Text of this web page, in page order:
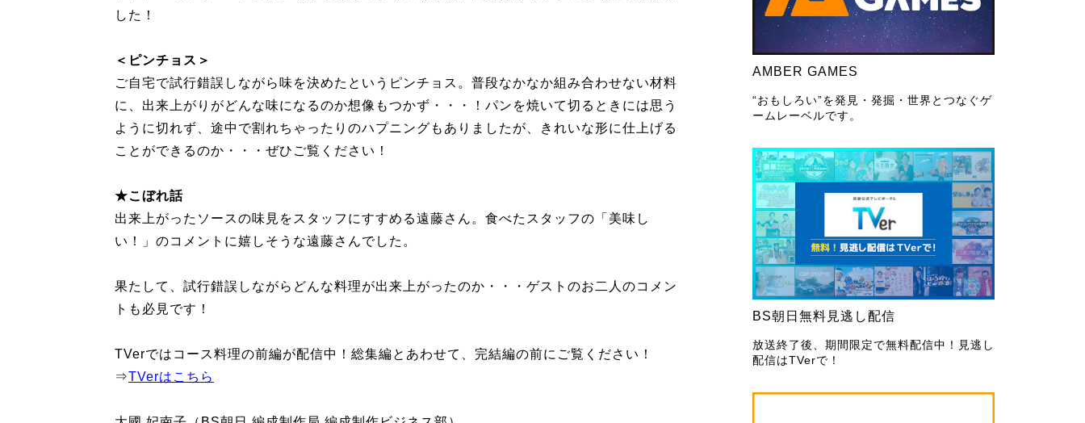
AMBER GAMES
“おもしろい”を発見・発掘・世界とつなぐゲ
ームレーベルです。
BS朝日無料見逃し配信
放送終了後、期間限定で無料配信中！見逃し
配信はTVerで！
した！
＜ピンチョス＞
ご自宅で試行錯誤しながら味を決めたというピンチョス。普段なかなか組み合わせない材料
に、出来上がりがどんな味になるのか想像もつかず・・・！パンを焼いて切るときには思う
ように切れず、途中で割れちゃったりのハプニングもありましたが、きれいな形に仕上げる
ことができるのか・・・ぜひご覧ください！
★こぼれ話
出来上がったソースの味見をスタッフにすすめる遠藤さん。食べたスタッフの「美味し
い！」のコメントに嬉しそうな遠藤さんでした。
果たして、試行錯誤しながらどんな料理が出来上がったのか・・・ゲストのお二人のコメン
トも必見です！
TVerではコース料理の前編が配信中！総集編とあわせて、完結編の前にご覧ください！
⇒TVerはこちら